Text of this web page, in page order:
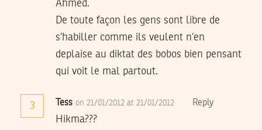
Ahmed.
De toute façon les gens sont libre de
s’habiller comme ils veulent n’en
deplaise au diktat des bobos bien pensant
qui voit le mal partout.
3 Tess on 21/01/2012 at 21/01/2012 Reply
Hikma???